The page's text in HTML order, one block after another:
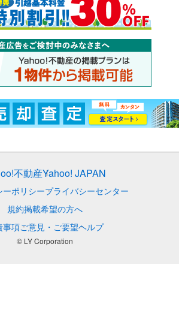
不動産Yahoo! JAPAN
ーポリシープライバシーセンター
規約掲載希望の方へ
事項ご意見・ご要望ヘルプ
© LY Corporation